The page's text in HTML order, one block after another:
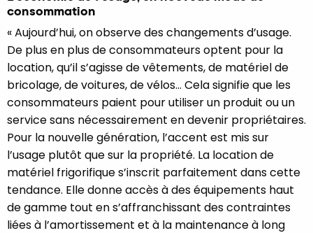
consommation
« Aujourd’hui, on observe des changements d’usage.
De plus en plus de consommateurs optent pour la
location, qu’il s’agisse de vêtements, de matériel de
bricolage, de voitures, de vélos… Cela signifie que les
consommateurs paient pour utiliser un produit ou un
service sans nécessairement en devenir propriétaires.
Pour la nouvelle génération, l’accent est mis sur
l’usage plutôt que sur la propriété. La location de
matériel frigorifique s’inscrit parfaitement dans cette
tendance. Elle donne accès à des équipements haut
de gamme tout en s’affranchissant des contraintes
liées à l’amortissement et à la maintenance à long